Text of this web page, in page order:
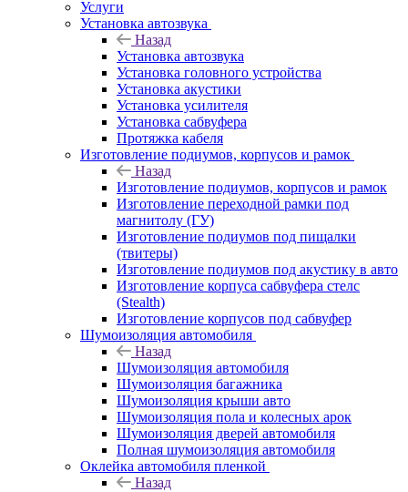
Услуги
Установка автозвука
Назад
Установка автозвука
Установка головного устройства
Установка акустики
Установка усилителя
Установка сабвуфера
Протяжка кабеля
Изготовление подиумов, корпусов и рамок
Назад
Изготовление подиумов, корпусов и рамок
Изготовление переходной рамки под
магнитолу (ГУ)
Изготовление подиумов под пищалки
(твитеры)
Изготовление подиумов под акустику в авто
Изготовление корпуса сабвуфера стелс
(Stealth)
Изготовление корпусов под сабвуфер
Шумоизоляция автомобиля
Назад
Шумоизоляция автомобиля
Шумоизоляция багажника
Шумоизоляция крыши авто
Шумоизоляция пола и колесных арок
Шумоизоляция дверей автомобиля
Полная шумоизоляция автомобиля
Оклейка автомобиля пленкой
Назад